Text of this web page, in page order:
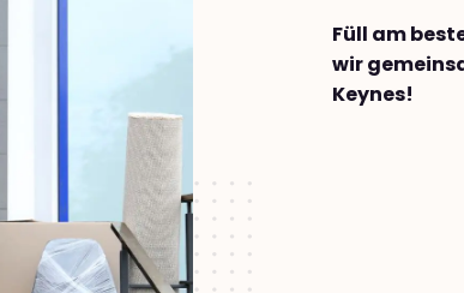
Füll am
wir
Keynes!